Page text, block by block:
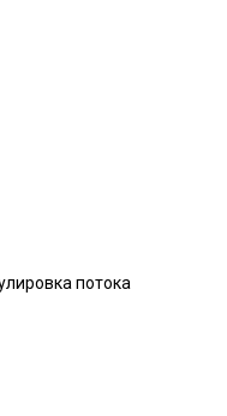
потока